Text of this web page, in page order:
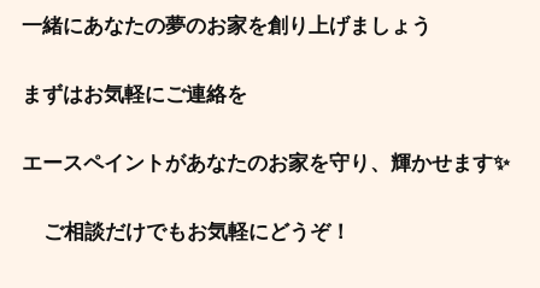
一緒にあなたの夢のお家を創り上げましょう
まずはお気軽にご連絡を
エースペイントがあなたのお家を守り、輝かせます✨
ご相談だけでもお気軽にどうぞ！